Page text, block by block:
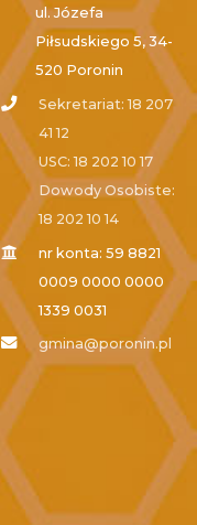
ul. Józefa
Piłsudskiego 5, 34-
520 Poronin
Sekretariat: 18 207
41 12
USC: 18 202 10 17
Dowody Osobiste:
18 202 10 14
nr konta: 59 8821
0009 0000 0000
1339 0031
gmina@poronin.pl